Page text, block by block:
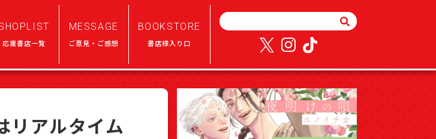
応援書店一覧
MESSAGE
ご意見・ご感想
BOOKSTORE
書店様入り口
リアルタイム